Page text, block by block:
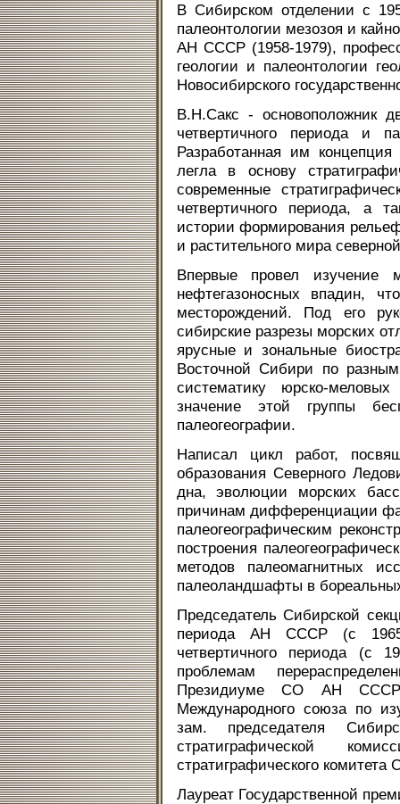
В Сибирском отделении с
палеонтологии мезозоя и
АН СССР (1958-1979),
геологии и палеонтологии
Новосибирского
В.Н.Сакс - основоположник
четвертичного периода и
Разработанная им
легла в основу
современные
четвертичного периода, а
истории формирования
и растительного мира
Впервые провел изучение
нефтегазоносных впадин,
месторождений. Под его
сибирские разрезы морских
ярусные и зональные
Восточной Сибири по
систематику юрско-
значение этой группы
палеогеографии.
Написал цикл работ,
образования Северного
дна, эволюции морских
причинам дифференциации
палеогеографическим
построения
методов палеомагнитных
палеоландшафты в
Председатель Сибирской
периода АН СССР (с
четвертичного периода (с
проблемам
Президиуме СО АН СССР
Международного союза по
зам. председателя
стратиграфической
стратиграфического
Лауреат Государственной